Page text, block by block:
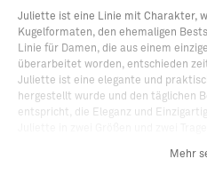
Juliette ist eine Linie mit Charakter,
Kugelformaten, den ehemaligen
Linie für Damen, die aus einem
überarbeitet worden, entschieden
Juliette ist eine elegante und
hergestellt wurde und den täglichen
entspricht, die Eleganz und
Schulter. Die kleinformatige Juliette
Mehr